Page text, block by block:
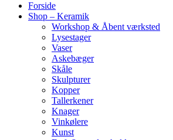
Forside
Shop – Keramik
Workshop & Åbent værksted
Lysestager
Vaser
Askebæger
Skåle
Skulpturer
Kopper
Tallerkener
Knager
Vinkølere
Kunst